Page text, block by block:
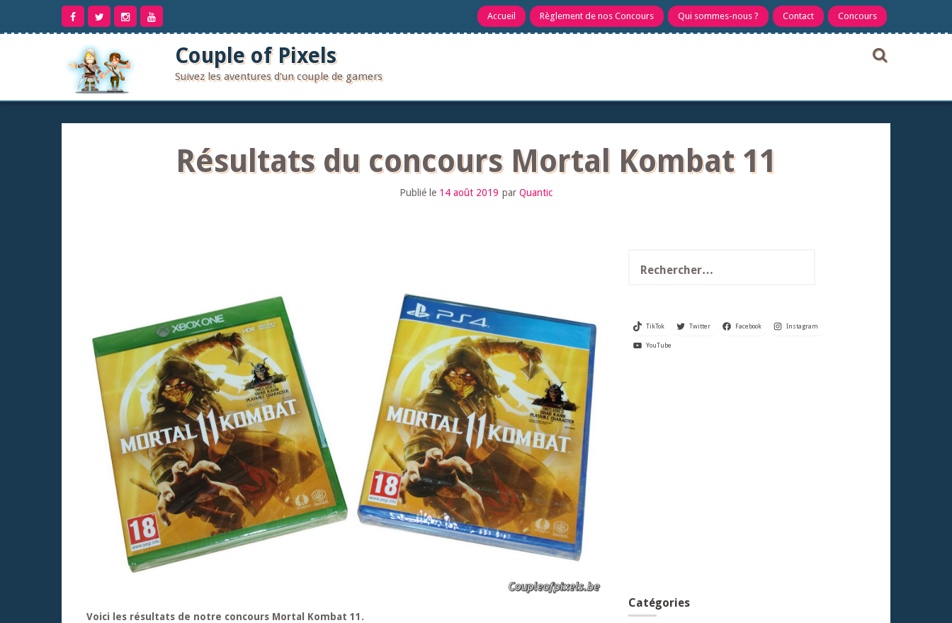
contenu
Accueil Règlement de nos Concours Qui sommes-nous ? Contact Concours
Couple of Pixels
Suivez les aventures d'un couple de gamers
Résultats du concours Mortal Kombat 11
Publié le 14 août 2019 par Quantic
Voici les résultats de notre concours Mortal Kombat 11.
TikTok Twitter Facebook Instagram
YouTube
Catégories